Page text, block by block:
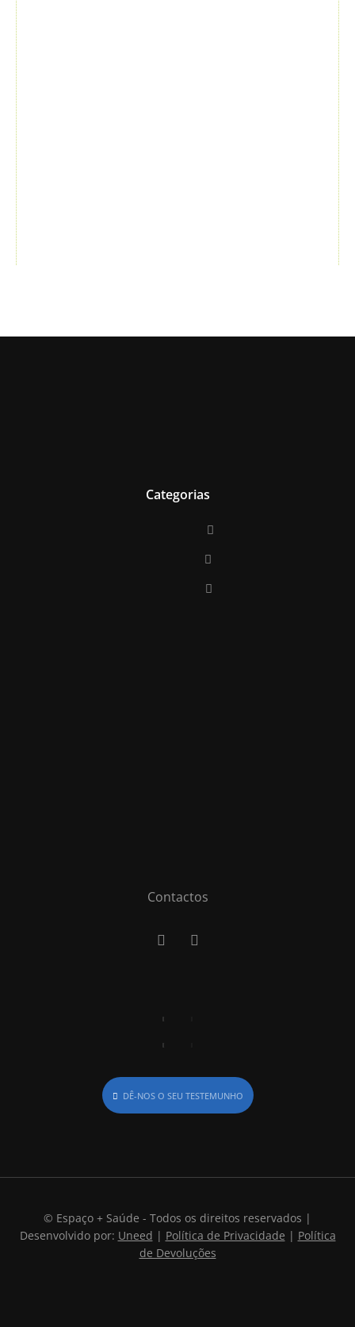
Categorias
Contactos
DÊ-NOS O SEU TESTEMUNHO
© Espaço + Saúde - Todos os direitos reservados |
Desenvolvido por: Uneed | Política de Privacidade | Política
de Devoluções